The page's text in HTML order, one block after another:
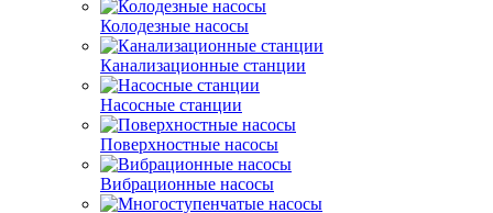
Колодезные насосы
Канализационные станции
Насосные станции
Поверхностные насосы
Вибрационные насосы